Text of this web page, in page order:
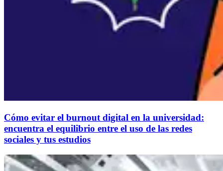
Cómo evitar el burnout digital en la universidad:
encuentra el equilibrio entre el uso de las redes
sociales y tus estudios